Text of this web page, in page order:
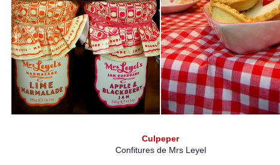
Culpeper
Confitures de Mrs Leyel